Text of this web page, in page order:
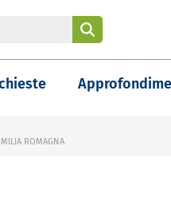
ROMAGNA